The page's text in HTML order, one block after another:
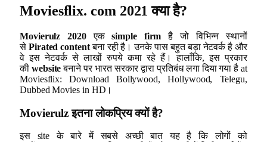
Moviesflix. com 2021क्या है?
Movierulz 2020एकsimple firm है जो विभिन्न स्थानों
से Pirated contentबना रही है। उनके पास बहुत बड़ा नेटवर्क है और
वे इस नेटवर्क से लाखों रुपये कमा रहे हैं। हालाँकि, इस प्रकार
कीwebsiteबनाने पर भारत सरकार द्वारा प्रतिबंध लगा दिया गया है at
Moviesflix: Download Bollywood, Hollywood, Telegu,
Dubbed Movies in HD।
Movierulzइतना लोकप्रिय क्यों है?
इस site के बारे में सबसे अच्छी बात यह है कि लोगों को